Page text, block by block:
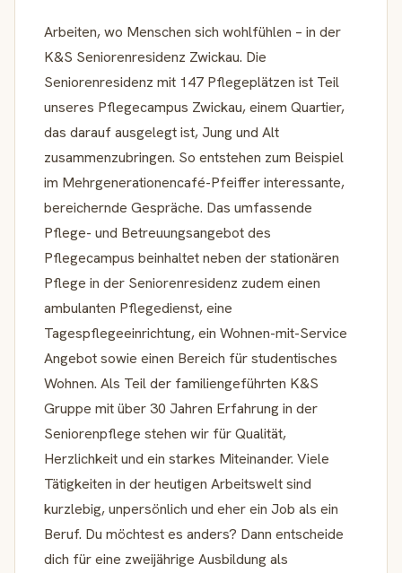
Arbeiten, wo Menschen sich wohlfühlen – in der
K&S Seniorenresidenz Zwickau. Die
Seniorenresidenz mit 147 Pflegeplätzen ist Teil
unseres Pflegecampus Zwickau, einem Quartier,
das darauf ausgelegt ist, Jung und Alt
zusammenzubringen. So entstehen zum Beispiel
im Mehrgenerationencafé-Pfeiffer interessante,
bereichernde Gespräche. Das umfassende
Pflege- und Betreuungsangebot des
Pflegecampus beinhaltet neben der stationären
Pflege in der Seniorenresidenz zudem einen
ambulanten Pflegedienst, eine
Tagespflegeeinrichtung, ein Wohnen-mit-Service
Angebot sowie einen Bereich für studentisches
Wohnen. Als Teil der familiengeführten K&S
Gruppe mit über 30 Jahren Erfahrung in der
Seniorenpflege stehen wir für Qualität,
Herzlichkeit und ein starkes Miteinander. Viele
Tätigkeiten in der heutigen Arbeitswelt sind
kurzlebig, unpersönlich und eher ein Job als ein
Beruf. Du möchtest es anders? Dann entscheide
dich für eine zweijährige Ausbildung als